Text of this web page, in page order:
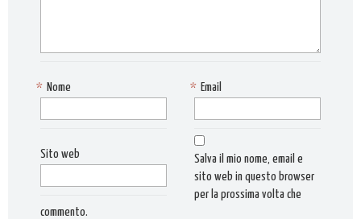
Nome
* Email
*
Sito web
Salva il mio nome, email e
sito web in questo browser
per la prossima volta che
commento.